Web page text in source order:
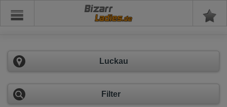
Bizarr
Luckau
Filter